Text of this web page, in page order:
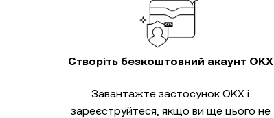
Створіть безкоштовний акаунт OKX
Завантажте застосунок OKX і
зареєструйтеся, якщо ви ще цього не